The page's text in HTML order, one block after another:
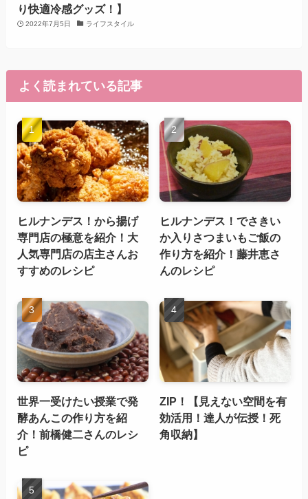
り快適冷感グッズ！】
2022年7月5日 ライフスタイル
よく読まれている記事
ヒルナンデス！から揚げ
専門店の極意を紹介！大
人気専門店の店主さんお
すすめのレシピ
ヒルナンデス！でさきい
か入りさつまいもご飯の
作り方を紹介！藤井恵さ
んのレシピ
世界一受けたい授業で発
酵あんこの作り方を紹
介！前橋健二さんのレシ
ピ
ZIP！【見えない空間を有
効活用！達人が伝授！死
角収納】